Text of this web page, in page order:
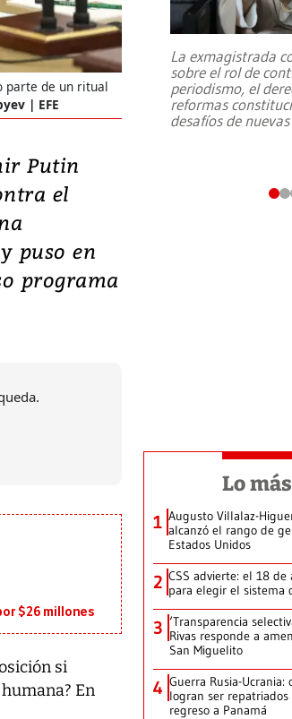
parte de un ritual
| EFE
Putin
el
puso en
programa
$26 millones
si
En
de magnitud
martes 28 de
de Kumamoto,
una
...
La exmagistrada
sobre el rol de
periodismo, el
reformas
desafíos de
Lo
1 Augusto Villalaz-
alcanzó el rango de
Estados Unidos
2 CSS advierte: el 18
para elegir el sistema
3 ‘Transparencia
Rivas responde a
San Miguelito
4 Guerra Rusia-
logran ser
regreso a Panamá